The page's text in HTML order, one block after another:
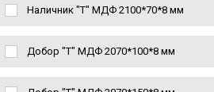
Наличник "Т" МДФ 2100*70*8 мм
Добор "Т" МДФ 2070*100*8 мм